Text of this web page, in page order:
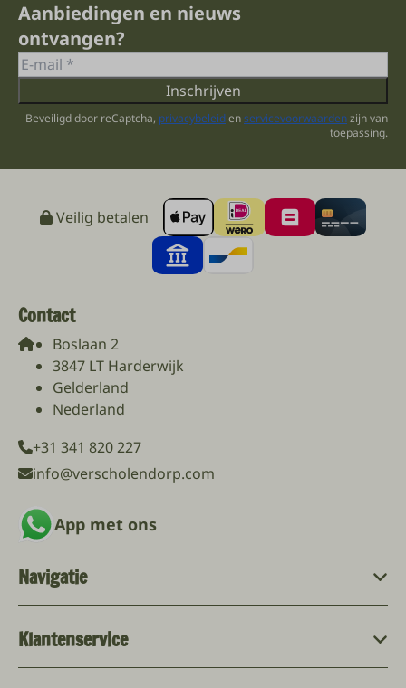
Aanbiedingen en nieuws
ontvangen?
Inschrijven
Beveiligd door reCaptcha, privacybeleidenservicevoorwaardenzijn van
toepassing.
Veilig betalen
Contact
Boslaan 2
3847 LT Harderwijk
Gelderland
Nederland
+31 341 820 227
info@verscholendorp.com
App met ons
Navigatie
Klantenservice